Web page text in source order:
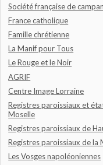
Société française de
France catholique
Famille chrétienne
La Manif pour Tous
Le Rouge et le Noir
AGRIF
Centre Image Lorraine
Registres paroissiaux et
Moselle
Registres paroissiaux de
Registres paroissiaux de la
Les Vosges napoléoniennes